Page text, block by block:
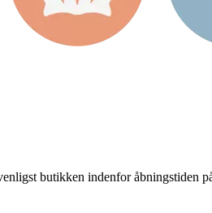
butikken indenfor åbningstiden